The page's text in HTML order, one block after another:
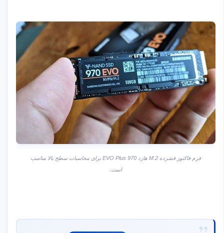
فرم فاکتور فشرده M.2 هارد 970 EVO Plus برای محاسبات سطح بالا مناسب
است.